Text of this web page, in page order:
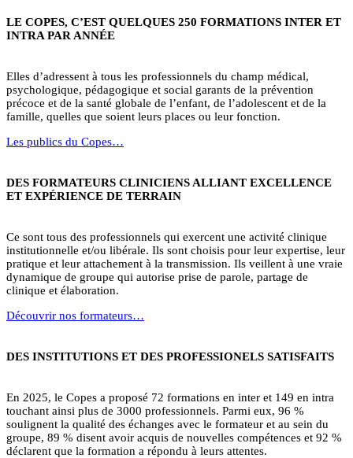
LE COPES, C’EST QUELQUES 250 FORMATIONS INTER ET
INTRA PAR ANNÉE
Elles d’adressent à tous les professionnels du champ médical,
psychologique, pédagogique et social garants de la prévention
précoce et de la santé globale de l’enfant, de l’adolescent et de la
famille, quelles que soient leurs places ou leur fonction.
Les publics du Copes…
DES FORMATEURS CLINICIENS ALLIANT EXCELLENCE
ET EXPÉRIENCE DE TERRAIN
Ce sont tous des professionnels qui exercent une activité clinique
institutionnelle et/ou libérale. Ils sont choisis pour leur expertise, leur
pratique et leur attachement à la transmission. Ils veillent à une vraie
dynamique de groupe qui autorise prise de parole, partage de
clinique et élaboration.
Découvrir nos formateurs…
DES INSTITUTIONS ET DES PROFESSIONELS SATISFAITS
En 2025, le Copes a proposé 72 formations en inter et 149 en intra
touchant ainsi plus de 3000 professionnels. Parmi eux, 96 %
soulignent la qualité des échanges avec le formateur et au sein du
groupe, 89 % disent avoir acquis de nouvelles compétences et 92 %
déclarent que la formation a répondu à leurs attentes.